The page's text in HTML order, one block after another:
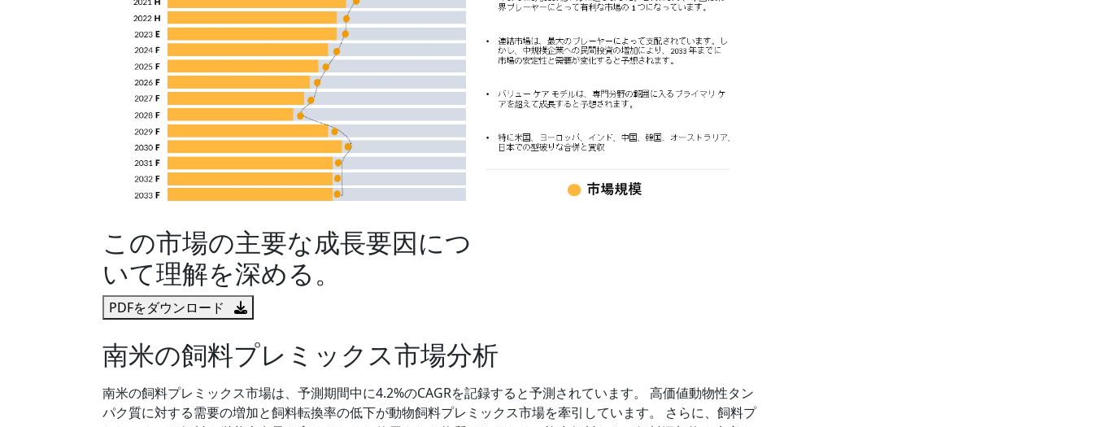
この市場の主要な成長要因につ
いて理解を深める。
PDFをダウンロード
南米の飼料プレミックス市場分析
南米の飼料プレミックス市場は、予測期間中に4.2%のCAGRを記録すると予測されています。 高価値動物性タン
パク質に対する需要の増加と飼料転換率の低下が動物飼料プレミックス市場を牽引しています。 さらに、飼料プ